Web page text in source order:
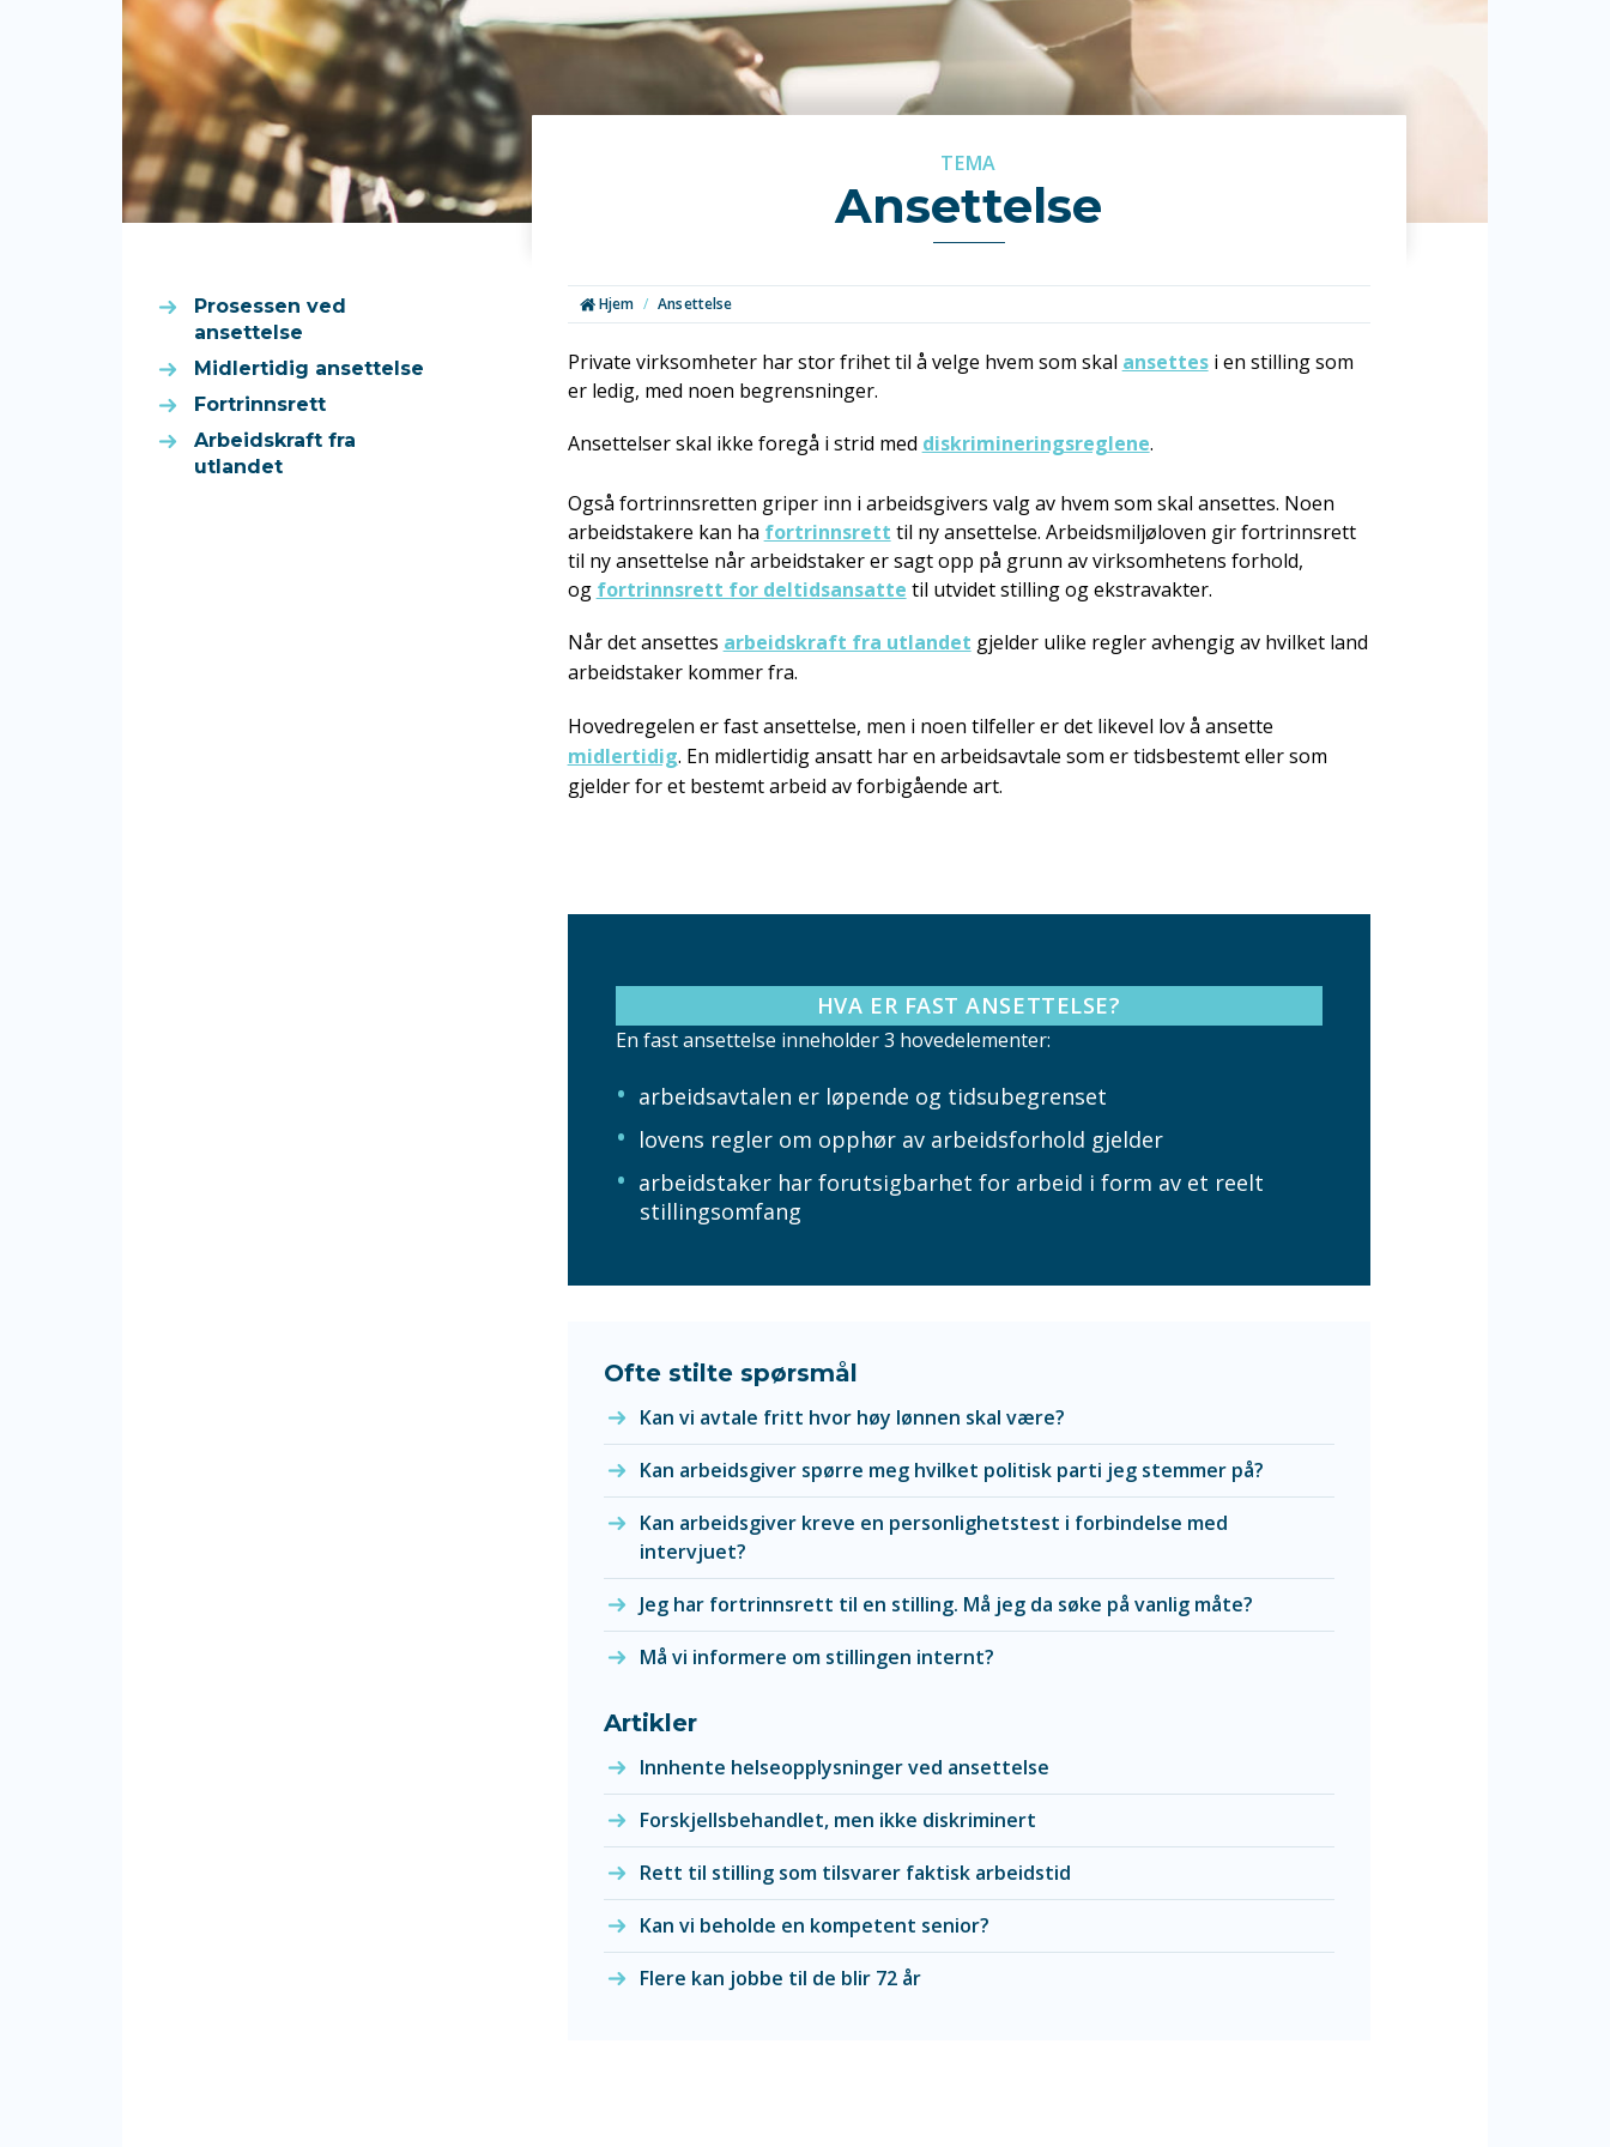
TEMA
Ansettelse
Prosessen ved
ansettelse
Midlertidig ansettelse
Fortrinnsrett
Arbeidskraft fra
utlandet
Hjem / Ansettelse
Private virksomheter har stor frihet til å velge hvem som skal ansettesi en stilling som
er ledig, med noen begrensninger.
Ansettelser skal ikke foregå i strid med diskrimineringsreglene.
Også fortrinnsretten griper inn i arbeidsgivers valg av hvem som skal ansettes. Noen
arbeidstakere kan ha fortrinnsrett til ny ansettelse. Arbeidsmiljøloven gir fortrinnsrett
til ny ansettelse når arbeidstaker er sagt opp på grunn av virksomhetens forhold,
og fortrinnsrett for deltidsansatte til utvidet stilling og ekstravakter.
Når det ansettes arbeidskraft fra utlandet gjelder ulike regler avhengig av hvilket land
arbeidstaker kommer fra.
Hovedregelen er fast ansettelse, men i noen tilfeller er det likevel lov å ansette
midlertidig. En midlertidig ansatt har en arbeidsavtale som er tidsbestemt eller som
gjelder for et bestemt arbeid av forbigående art.
HVA ER FAST ANSETTELSE?
En fast ansettelse inneholder 3 hovedelementer:
arbeidsavtalen er løpende og tidsubegrenset
lovens regler om opphør av arbeidsforhold gjelder
arbeidstaker har forutsigbarhet for arbeid i form av et reelt
stillingsomfang
Ofte stilte spørsmål
Kan vi avtale fritt hvor høy lønnen skal være?
Kan arbeidsgiver spørre meg hvilket politisk parti jeg stemmer på?
Kan arbeidsgiver kreve en personlighetstest i forbindelse med
intervjuet?
Jeg har fortrinnsrett til en stilling. Må jeg da søke på vanlig måte?
Må vi informere om stillingen internt?
Artikler
Innhente helseopplysninger ved ansettelse
Forskjellsbehandlet, men ikke diskriminert
Rett til stilling som tilsvarer faktisk arbeidstid
Kan vi beholde en kompetent senior?
Flere kan jobbe til de blir 72 år